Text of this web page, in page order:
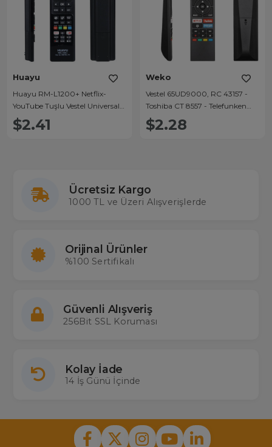
Huayu
Huayu RM-L1200+ Netflix-
YouTube Tuşlu Vestel Universal
Lcd Led Tv Kumandası
$2.41
Weko
Vestel 65UD9000, RC 43157 -
Toshiba CT 8557 - Telefunken
XH32AJ600 - Finlux Netflix-
Youtube Play Tuşlu Lcd-Led Tv
$2.28
Ücretsiz Kargo
1000 TL ve Üzeri Alışverişlerde
Orijinal Ürünler
%100 Sertifikalı
Güvenli Alışveriş
256Bit SSL Koruması
Kolay İade
14 İş Günü İçinde